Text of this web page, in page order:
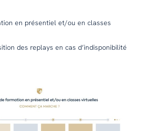
en présentiel et/ou en classes
des replays en cas d’indisponibilité